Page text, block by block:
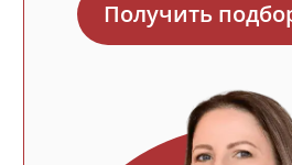
Описание отеля